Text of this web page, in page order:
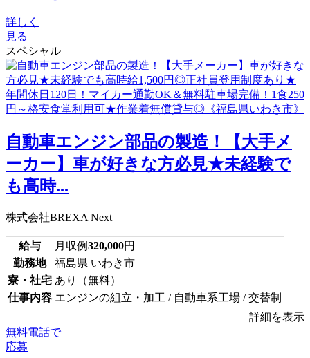
詳しく
見る
スペシャル
自動車エンジン部品の製造！【大手メ
ーカー】車が好きな方必見★未経験で
も高時...
株式会社BREXA Next
給与 月収例320,000円
勤務地
福島県 いわき市
寮・社宅 あり（無料）
仕事内容 エンジンの組立・加工 / 自動車系工場 / 交替制
詳細を表示
無料電話で
応募